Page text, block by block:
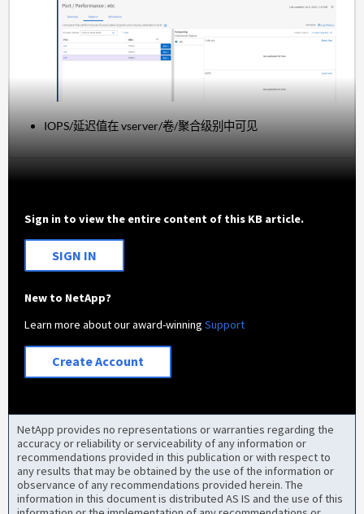
IOPS/延迟值在 vserver/卷/聚合级别中可见
Sign in to view the entire content of this KB article.
SIGN IN
New to NetApp?
Learn more about our award-winningSupport
Create Account
NetApp provides no representations or warranties regarding the
accuracy or reliability or serviceability of any information or
recommendations provided in this publication or with respect to
any results that may be obtained by the use of the information or
observance of any recommendations provided herein. The
information in this document is distributed AS IS and the use of this